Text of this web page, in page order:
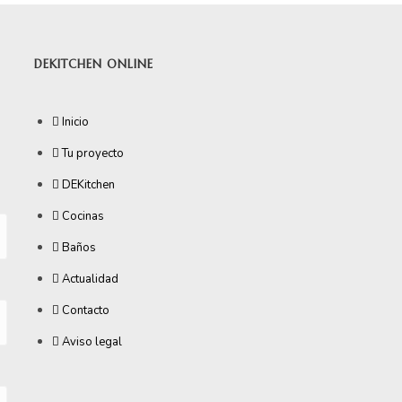
DEKITCHEN ONLINE
Inicio
Tu proyecto
DEKitchen
Cocinas
Baños
Actualidad
Contacto
Aviso legal